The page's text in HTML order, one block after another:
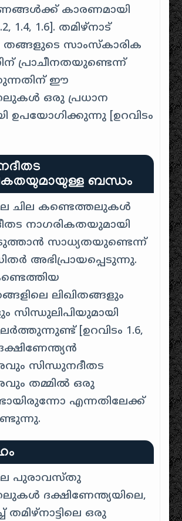
കാരണമായി
1.4, 1.6 ]. തമിഴ്നാട്
തങ്ങളുടെ സാംസ്കാരിക
പ്രാചീനതയുണ്ടെന്ന്
ഈ
ഒരു പ്രധാന
ഉപയോഗിക്കുന്നു [ ഉറവിടം
ബന്ധം
ചില കണ്ടെത്തലുകൾ
നാഗരികതയുമായി
സാധ്യതയുണ്ടെന്ന്
അഭിപ്രായപ്പെടുന്നു.
ലിഖിതങ്ങളും
സിന്ധുലിപിയുമായി
[ ഉറവിടം 1.6,
സിന്ധുനദീതട
തമ്മിൽ ഒരു
എന്നതിലേക്ക്
പുരാവസ്തു
ദക്ഷിണേന്ത്യയിലെ,
തമിഴ്നാട്ടിലെ ഒരു